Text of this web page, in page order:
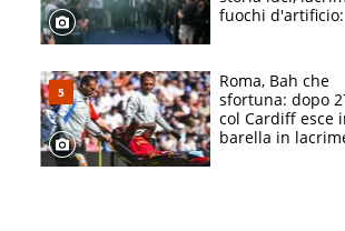
fuochi d'artificio:
Roma, Bah che
sfortuna: dopo
col Cardiff esce
barella in